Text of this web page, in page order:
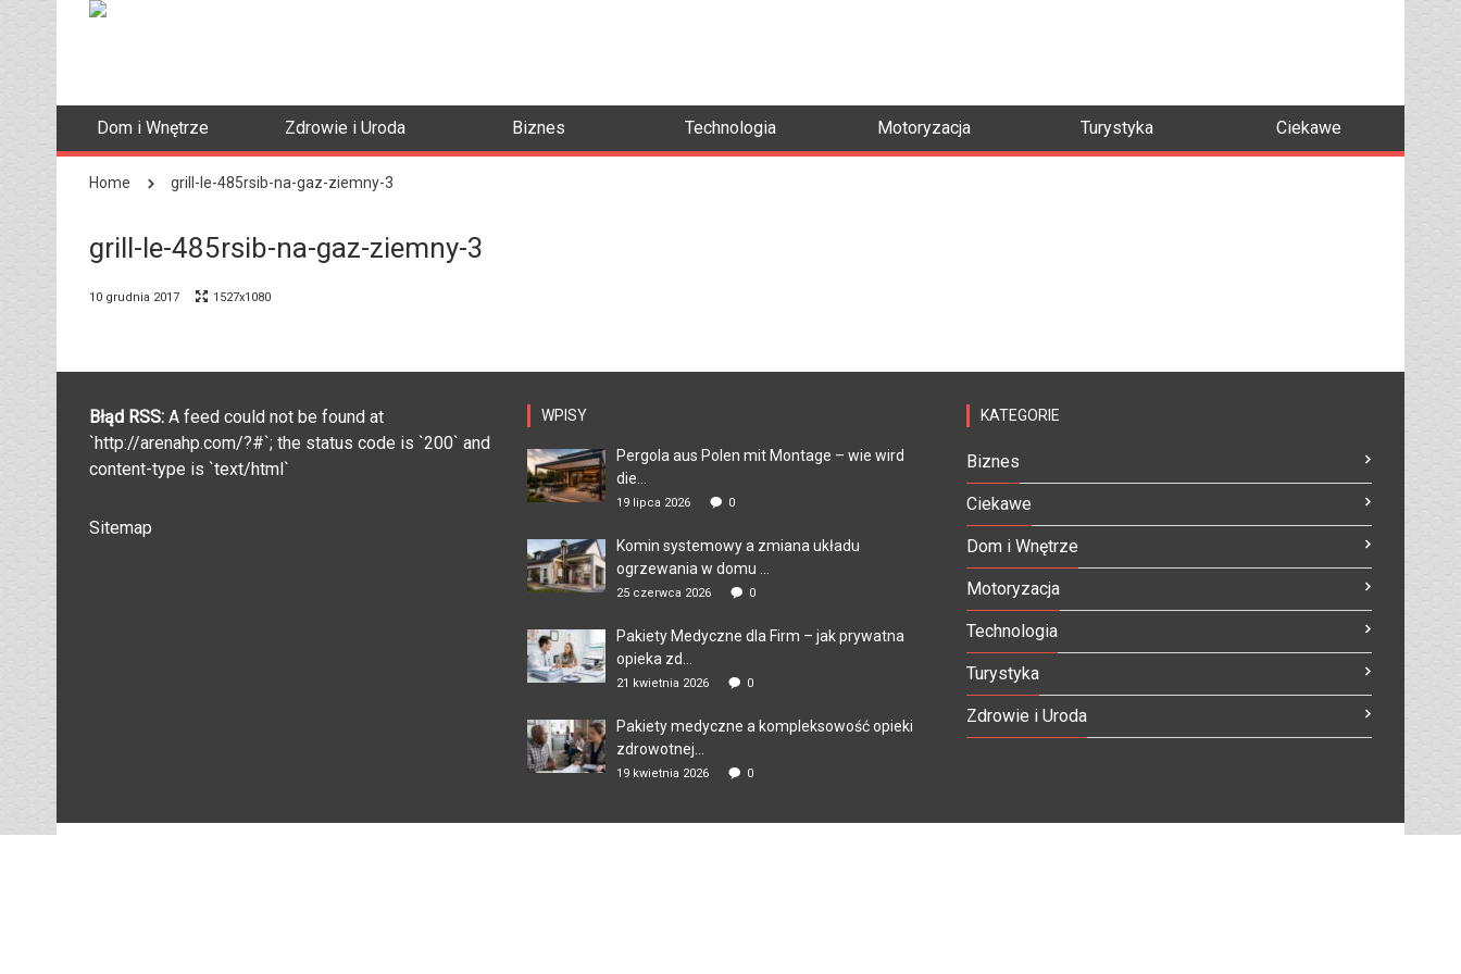
Dom i Wnętrze Zdrowie i Uroda Biznes Technologia Motoryzacja Turystyka Ciekawe
Home grill-le-485rsib-na-gaz-ziemny-3
grill-le-485rsib-na-gaz-ziemny-3
10 grudnia 2017 1527x1080
Błąd RSS: A feed could not be found at
`http://arenahp.com/?#`; the status code is `200` and
content-type is `text/html`
Sitemap
WPISY
Pergola aus Polen mit Montage – wie wird
die...
19 lipca 2026 0
Komin systemowy a zmiana układu
ogrzewania w domu ...
25 czerwca 2026 0
Pakiety Medyczne dla Firm – jak prywatna
opieka zd...
21 kwietnia 2026 0
Pakiety medyczne a kompleksowość opieki
zdrowotnej...
19 kwietnia 2026 0
KATEGORIE
Biznes
Ciekawe
Dom i Wnętrze
Motoryzacja
Technologia
Turystyka
Zdrowie i Uroda